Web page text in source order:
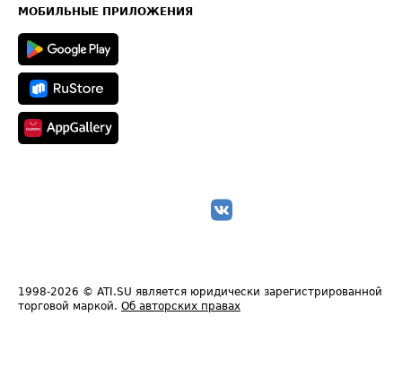
Техническая информация
МОБИЛЬНЫЕ ПРИЛОЖЕНИЯ
1998-2026 © ATI.SU является юридически зарегистрированной
торговой маркой. Об авторских правах